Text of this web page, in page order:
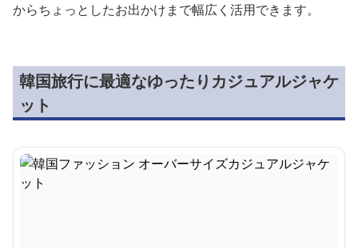
からちょっとしたお出かけまで幅広く活用できます。
韓国旅行に最適なゆったりカジュアルジャケ
ット